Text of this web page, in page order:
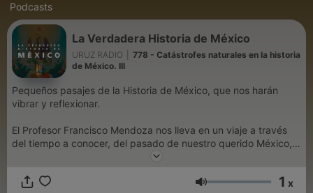
Podcasts
La Verdadera Historia de México
URUZ RADIO
778 - Catástrofes naturales en la historia
de México. III
Pequeños pasajes de la Historia de México, que nos harán
vibrar y reflexionar.
El Profesor Francisco Mendoza nos lleva en un viaje a través
del tiempo a conocer, del pasado de nuestro querido México,
hechos históricos poco conocidos.
Lydstyrke 1 x